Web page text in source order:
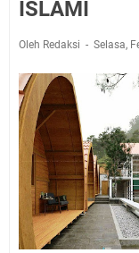
ISLAMI
Oleh Redaksi Selasa,